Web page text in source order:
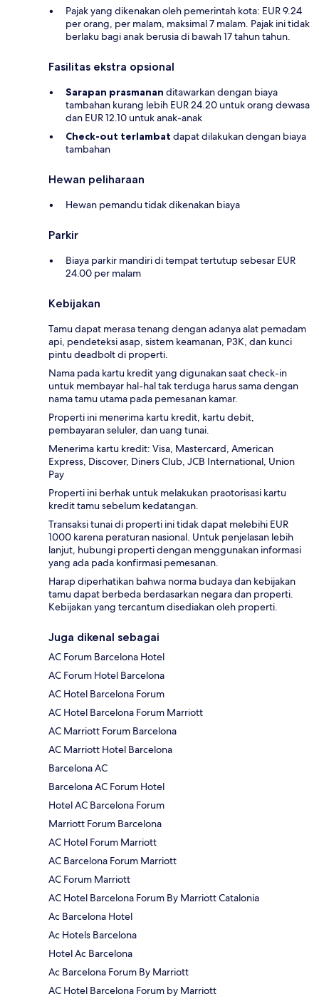
Pajak yang dikenakan oleh pemerintah kota: EUR 9.24
per orang, per malam, maksimal 7 malam. Pajak ini tidak
berlaku bagi anak berusia di bawah 17 tahun tahun.
Fasilitas ekstra opsional
Sarapan prasmanan ditawarkan dengan biaya
tambahan kurang lebih EUR 24.20 untuk orang dewasa
dan EUR 12.10 untuk anak-anak
Check-out terlambat dapat dilakukan dengan biaya
tambahan
Hewan peliharaan
Hewan pemandu tidak dikenakan biaya
Parkir
Biaya parkir mandiri di tempat tertutup sebesar EUR
24.00 per malam
Kebijakan
Tamu dapat merasa tenang dengan adanya alat pemadam
api, pendeteksi asap, sistem keamanan, P3K, dan kunci
pintu deadbolt di properti.
Nama pada kartu kredit yang digunakan saat check-in
untuk membayar hal-hal tak terduga harus sama dengan
nama tamu utama pada pemesanan kamar.
Properti ini menerima kartu kredit, kartu debit,
pembayaran seluler, dan uang tunai.
Menerima kartu kredit: Visa, Mastercard, American
Express, Discover, Diners Club, JCB International, Union
Pay
Properti ini berhak untuk melakukan praotorisasi kartu
kredit tamu sebelum kedatangan.
Transaksi tunai di properti ini tidak dapat melebihi EUR
1000 karena peraturan nasional. Untuk penjelasan lebih
lanjut, hubungi properti dengan menggunakan informasi
yang ada pada konfirmasi pemesanan.
Harap diperhatikan bahwa norma budaya dan kebijakan
tamu dapat berbeda berdasarkan negara dan properti.
Kebijakan yang tercantum disediakan oleh properti.
Juga dikenal sebagai
AC Forum Barcelona Hotel
AC Forum Hotel Barcelona
AC Hotel Barcelona Forum
AC Hotel Barcelona Forum Marriott
AC Marriott Forum Barcelona
AC Marriott Hotel Barcelona
Barcelona AC
Barcelona AC Forum Hotel
Hotel AC Barcelona Forum
Marriott Forum Barcelona
AC Hotel Forum Marriott
AC Barcelona Forum Marriott
AC Forum Marriott
AC Hotel Barcelona Forum By Marriott Catalonia
Ac Barcelona Hotel
Ac Hotels Barcelona
Hotel Ac Barcelona
Ac Barcelona Forum By Marriott
AC Hotel Barcelona Forum by Marriott